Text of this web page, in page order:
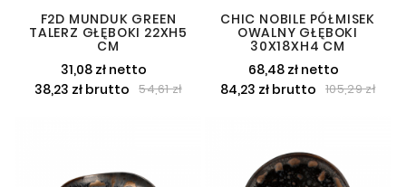
F2D MUNDUK GREEN
TALERZ GŁĘBOKI 22XH5
CM
31,08 zł netto
38,23 zł brutto 54,61 zł
CHIC NOBILE PÓŁMISEK
OWALNY GŁĘBOKI
30X18XH4 CM
68,48 zł netto
84,23 zł brutto 105,29 zł